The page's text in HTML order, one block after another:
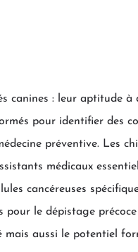
canines : leur aptitude à
pour identifier des
préventive. Les
médicaux
cancéreuses
pour le dépistage
mais aussi le potentiel